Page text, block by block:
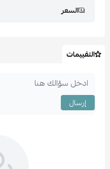
السعر
التقييمات
إرسال